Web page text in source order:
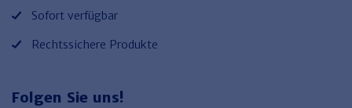
Sofort verfügbar
Rechtssichere Produkte
Folgen Sie uns!